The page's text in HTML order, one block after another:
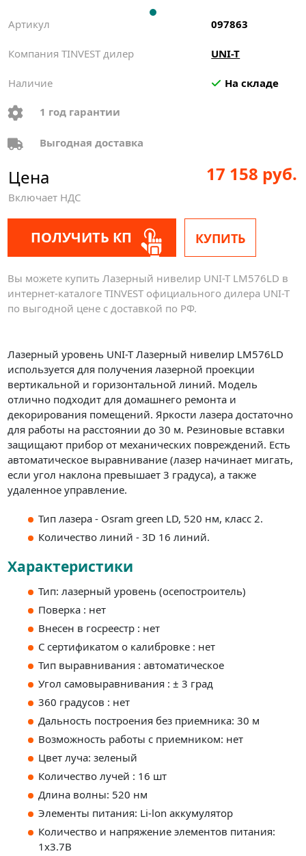
Артикул 097863
Компания TINVEST дилер UNI-T
Наличие На складе
1 год гарантии
Выгодная доставка
Цена
Включает НДС
17 158 руб.
ПОЛУЧИТЬ КП КУПИТЬ
Вы можете купить Лазерный нивелир UNI-T LM576LD в
интернет-каталоге TINVEST официального дилера UNI-T
по выгодной цене с доставкой по РФ.
Лазерный уровень UNI-T Лазерный нивелир LM576LD
используется для получения лазерной проекции
вертикальной и горизонтальной линий. Модель
отлично подходит для домашнего ремонта и
декорирования помещений. Яркости лазера достаточно
для работы на расстоянии до 30 м. Резиновые вставки
защищают прибор от механических повреждений. Есть
автоматическое выравнивание (лазер начинает мигать,
если угол наклона превышает 3 градуса), а также
удаленное управление.
Тип лазера - Osram green LD, 520 нм, класс 2.
Количество линий - 3D 16 линий.
Характеристики
Тип: лазерный уровень (осепостроитель)
Поверка : нет
Внесен в госреестр : нет
С сертификатом о калибровке : нет
Тип выравнивания : автоматическое
Угол самовыравнивания : ± 3 град
360 градусов : нет
Дальность построения без приемника: 30 м
Возможность работы с приемником: нет
Цвет луча: зеленый
Количество лучей : 16 шт
Длина волны: 520 нм
Элементы питания: Li-lon аккумулятор
Количество и напряжение элементов питания:
1х3.7B